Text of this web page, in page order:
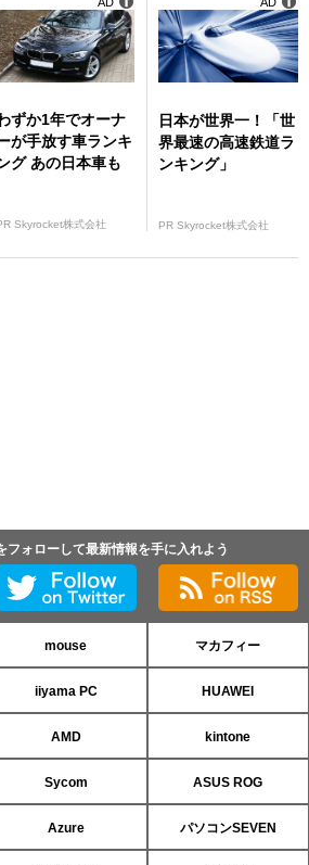
ずか1年でオーナ
が手放す車ランキ
グ あの日本車も
Skyrocket株式会社
日本が世界一！「世
界最速の高速鉄道ラ
ンキング」
PR Skyrocket株式会社
フォローして最新情報を手に入れよう
mouse マカフィー
iiyama PC HUAWEI
AMD kintone
Sycom ASUS ROG
Azure パソコンSEVEN